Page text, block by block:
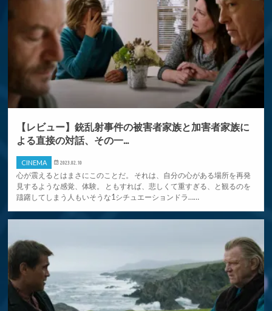
【レビュー】銃乱射事件の被害者家族と加害者家族に
よる直接の対話、その一...
CINEMA 2023.02.10
心が震えるとはまさにこのことだ。 それは、自分の心がある場所を再発
見するような感覚、体験。 ともすれば、悲しくて重すぎる、と観るのを
躊躇してしまう人もいそうな1シチュエーションドラ……